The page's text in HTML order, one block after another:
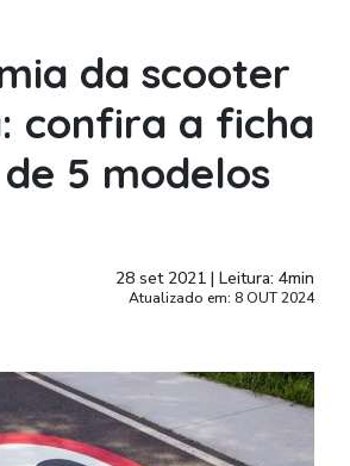
da scooter
confira a ficha
5 modelos
28 set 2021 | Leitura: 4min
Atualizado em: 8 OUT 2024